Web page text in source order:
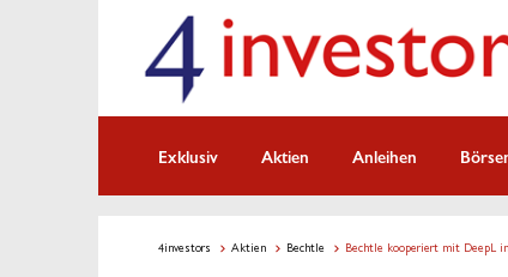
Exklusiv Aktien Anleihen
4investors Aktien Bechtle Bechtle kooperiert mit DeepL